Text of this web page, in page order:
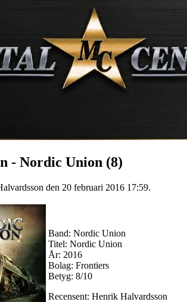
- Nordic Union (8)
den 20 februari 2016 17:59.
Band: Nordic Union
Titel: Nordic Union
År: 2016
Bolag: Frontiers
Betyg: 8/10
Recensent: Henrik Halvardsson